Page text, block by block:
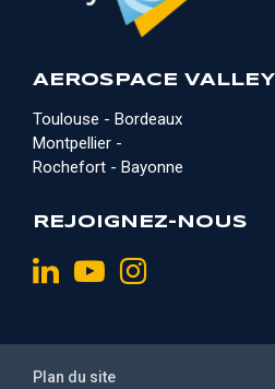
AEROSPACE VALLEY
Toulouse - Bordeaux
Montpellier -
Rochefort - Bayonne
REJOIGNEZ-NOUS
Plan du site